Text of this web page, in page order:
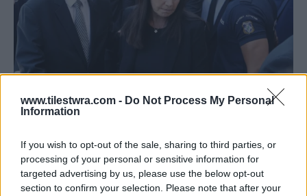
www.tilestwra.com - Do Not Process My Personal
Information
If you wish to opt-out of the sale, sharing to third parties, or
processing of your personal or sensitive information for
targeted advertising by us, please use the below opt-out
section to confirm your selection. Please note that after your